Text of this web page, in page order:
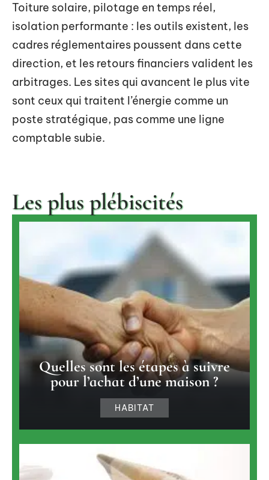
Toiture solaire, pilotage en temps réel,
isolation performante : les outils existent, les
cadres réglementaires poussent dans cette
direction, et les retours financiers valident les
arbitrages. Les sites qui avancent le plus vite
sont ceux qui traitent l’énergie comme un
poste stratégique, pas comme une ligne
comptable subie.
Les plus plébiscités
Quelles sont les étapes à suivre
pour l’achat d’une maison ?
HABITAT